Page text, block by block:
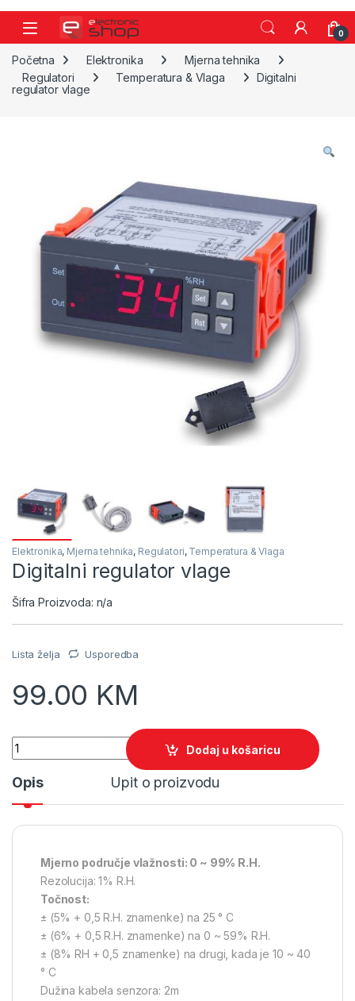
Skip to navigation
Skip to content
0
Početna Elektronika
Mjerna tehnika
Regulatori
Temperatura & Vlaga
Digitalni
regulator vlage
Elektronika, Mjerna tehnika, Regulatori, Temperatura & Vlaga
Digitalni regulator vlage
Šifra Proizvoda: n/a
Lista želja Usporedba
99.00 KM
Quantity
Dodaj u košaricu
Opis Upit o proizvodu
Mjerno područje vlažnosti: 0 ~ 99% R.H.
Rezolucija: 1% R.H.
Točnost:
± (5% + 0,5 R.H. znamenke) na 25 ° C
± (6% + 0,5 R.H. znamenke) na 0 ~ 59% R.H.
± (8% RH + 0,5 znamenke) na drugi, kada je 10 ~ 40
° C
Dužina kabela senzora: 2m